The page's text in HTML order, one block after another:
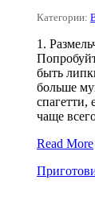
Категории:
1.
быть
больше
спагетти,
чаще
Read More